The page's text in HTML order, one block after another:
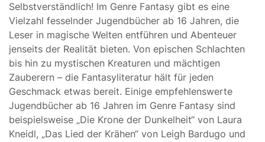
Selbstverständlich! Im Genre Fantasy gibt es eine
Vielzahl fesselnder Jugendbücher ab 16 Jahren, die
Leser in magische Welten entführen und Abenteuer
jenseits der Realität bieten. Von epischen Schlachten
bis hin zu mystischen Kreaturen und mächtigen
Zauberern – die Fantasyliteratur hält für jeden
Geschmack etwas bereit. Einige empfehlenswerte
Jugendbücher ab 16 Jahren im Genre Fantasy sind
beispielsweise „Die Krone der Dunkelheit“ von Laura
Kneidl, „Das Lied der Krähen“ von Leigh Bardugo und